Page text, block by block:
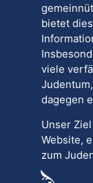
bietet
viele
dagegen
Unser
Website,
zum